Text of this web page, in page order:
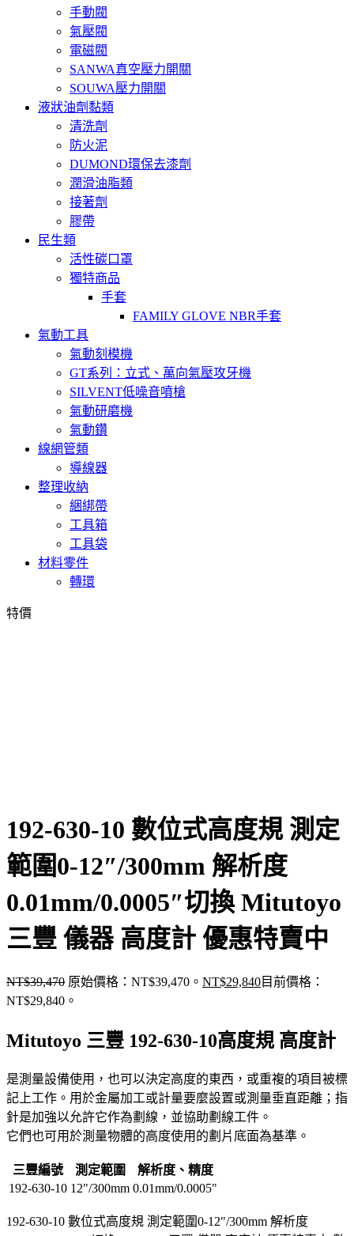
手動閥
氣壓閥
電磁閥
SANWA真空壓力開關
SOUWA壓力開關
液狀油劑黏類
清洗劑
防火泥
DUMOND環保去漆劑
潤滑油脂類
接著劑
膠帶
民生類
活性碳口罩
獨特商品
手套
FAMILY GLOVE NBR手套
氣動工具
氣動刻模機
GT系列：立式、萬向氣壓攻牙機
SILVENT低噪音噴槍
氣動研磨機
氣動鑽
線網管類
導線器
整理收納
綑綁帶
工具箱
工具袋
材料零件
轉環
特價
192-630-10 數位式高度規 測定
範圍0-12″/300mm 解析度
0.01mm/0.0005″切換 Mitutoyo
三豐 儀器 高度計 優惠特賣中
NT$39,470 原始價格：NT$39,470。 NT$29,840目前價格：
NT$29,840。
Mitutoyo 三豐 192-630-10高度規 高度計
是測量設備使用，也可以決定高度的東西，或重複的項目被標
記上工作。用於金屬加工或計量要麼設置或測量垂直距離；指
針是加強以允許它作為劃線，並協助劃線工件。
它們也可用於測量物體的高度使用的劃片底面為基準。
三豐編號 測定範圍
解析度、精度
192-630-10 12"/300mm 0.01mm/0.0005"
192-630-10 數位式高度規 測定範圍0-12"/300mm 解析度